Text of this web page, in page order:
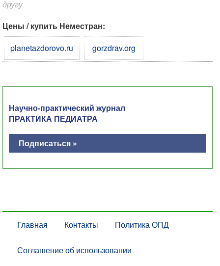
другу
Цены / купить Неместран:
planetazdorovo.ru
gorzdrav.org
Научно-практический журнал
ПРАКТИКА ПЕДИАТРА
Подписаться »
Главная Контакты Политика ОПД
Соглашение об использовании